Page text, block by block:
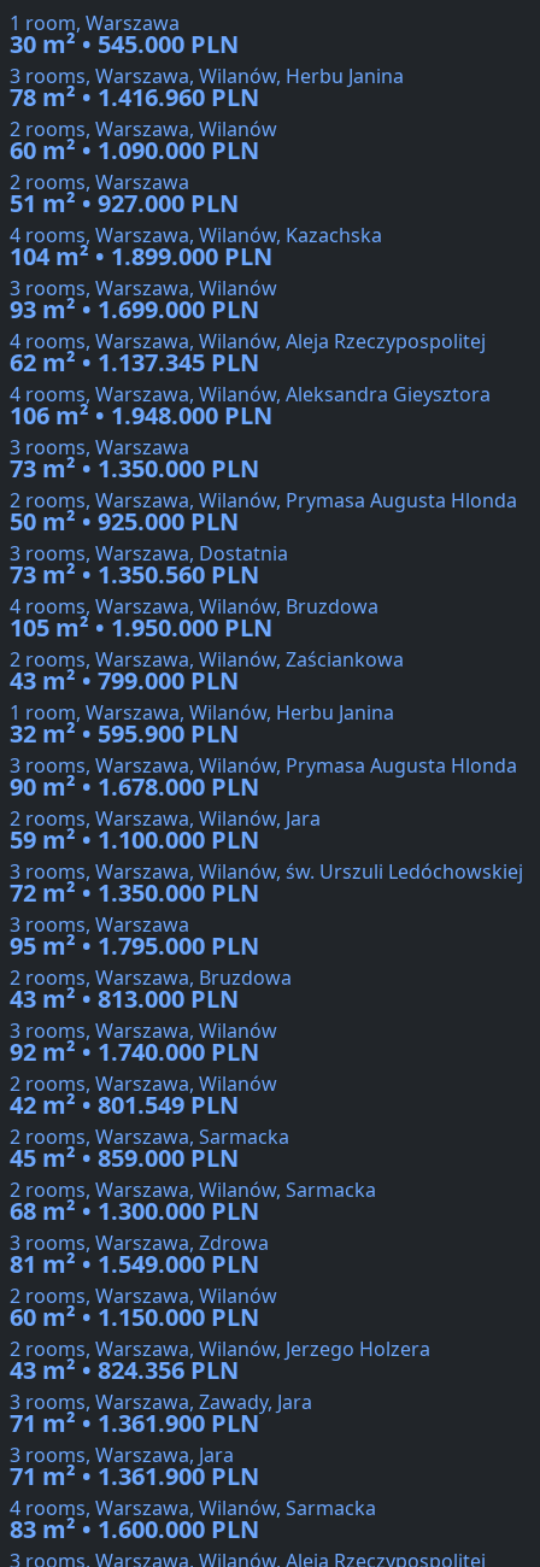
1 room, Warszawa
30 m² • 545.000 PLN
3 rooms, Warszawa, Wilanów, Herbu Janina
78 m² • 1.416.960 PLN
2 rooms, Warszawa, Wilanów
60 m² • 1.090.000 PLN
2 rooms, Warszawa
51 m² • 927.000 PLN
4 rooms, Warszawa, Wilanów, Kazachska
104 m² • 1.899.000 PLN
3 rooms, Warszawa, Wilanów
93 m² • 1.699.000 PLN
4 rooms, Warszawa, Wilanów, Aleja Rzeczypospolitej
62 m² • 1.137.345 PLN
4 rooms, Warszawa, Wilanów, Aleksandra Gieysztora
106 m² • 1.948.000 PLN
3 rooms, Warszawa
73 m² • 1.350.000 PLN
2 rooms, Warszawa, Wilanów, Prymasa Augusta Hlonda
50 m² • 925.000 PLN
3 rooms, Warszawa, Dostatnia
73 m² • 1.350.560 PLN
4 rooms, Warszawa, Wilanów, Bruzdowa
105 m² • 1.950.000 PLN
2 rooms, Warszawa, Wilanów, Zaściankowa
43 m² • 799.000 PLN
1 room, Warszawa, Wilanów, Herbu Janina
32 m² • 595.900 PLN
3 rooms, Warszawa, Wilanów, Prymasa Augusta Hlonda
90 m² • 1.678.000 PLN
2 rooms, Warszawa, Wilanów, Jara
59 m² • 1.100.000 PLN
3 rooms, Warszawa, Wilanów, św. Urszuli Ledóchowskiej
72 m² • 1.350.000 PLN
3 rooms, Warszawa
95 m² • 1.795.000 PLN
2 rooms, Warszawa, Bruzdowa
43 m² • 813.000 PLN
3 rooms, Warszawa, Wilanów
92 m² • 1.740.000 PLN
2 rooms, Warszawa, Wilanów
42 m² • 801.549 PLN
2 rooms, Warszawa, Sarmacka
45 m² • 859.000 PLN
2 rooms, Warszawa, Wilanów, Sarmacka
68 m² • 1.300.000 PLN
3 rooms, Warszawa, Zdrowa
81 m² • 1.549.000 PLN
2 rooms, Warszawa, Wilanów
60 m² • 1.150.000 PLN
2 rooms, Warszawa, Wilanów, Jerzego Holzera
43 m² • 824.356 PLN
3 rooms, Warszawa, Zawady, Jara
71 m² • 1.361.900 PLN
3 rooms, Warszawa, Jara
71 m² • 1.361.900 PLN
4 rooms, Warszawa, Wilanów, Sarmacka
83 m² • 1.600.000 PLN
3 rooms, Warszawa, Wilanów, Aleja Rzeczypospolitej